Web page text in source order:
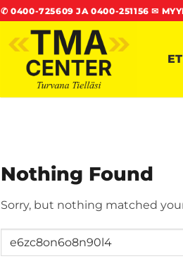
✆ 0400-725609 JA 0400-251156✉
Nothing Found
Sorry, but nothing matched